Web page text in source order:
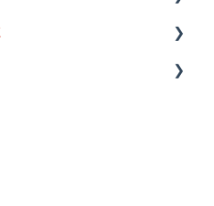
について
システム管理者編
テム管理者編
ザー編
問集
連オプション
いて